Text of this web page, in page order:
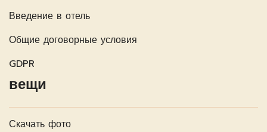
Введение в отель
Общие договорные условия
GDPR
вещи
Скачать фото